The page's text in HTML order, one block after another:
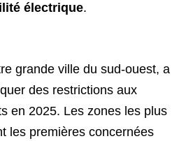
électrique.
grande ville du sud-ouest, a
des restrictions aux
en 2025. Les zones les plus
les premières concernées